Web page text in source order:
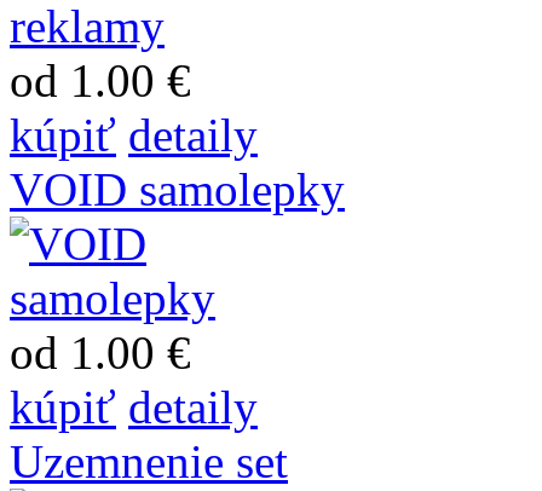
od 1.00 €
kúpiť detaily
VOID samolepky
od 1.00 €
kúpiť detaily
Uzemnenie set